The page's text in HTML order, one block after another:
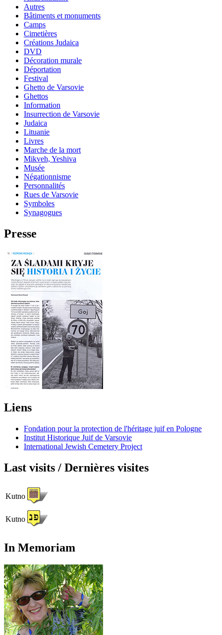
Autres
Bâtiments et monuments
Camps
Cimetières
Créations Judaica
DVD
Décoration murale
Déportation
Festival
Ghetto de Varsovie
Ghettos
Information
Insurrection de Varsovie
Judaica
Lituanie
Livres
Marche de la mort
Mikveh, Yeshiva
Musée
Négationnisme
Personnalités
Rues de Varsovie
Symboles
Synagogues
Presse
Liens
Fondation pour la protection de l'héritage juif en Pologne
Institut Historique Juif de Varsovie
International Jewish Cemetery Project
Last visits / Dernières visites
Kutno
Kutno
In Memoriam